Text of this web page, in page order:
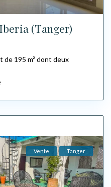
(Tanger)
195 m² dont deux
Vente Tanger